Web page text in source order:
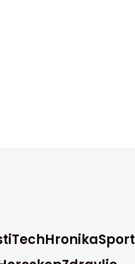
TechHronikaSport